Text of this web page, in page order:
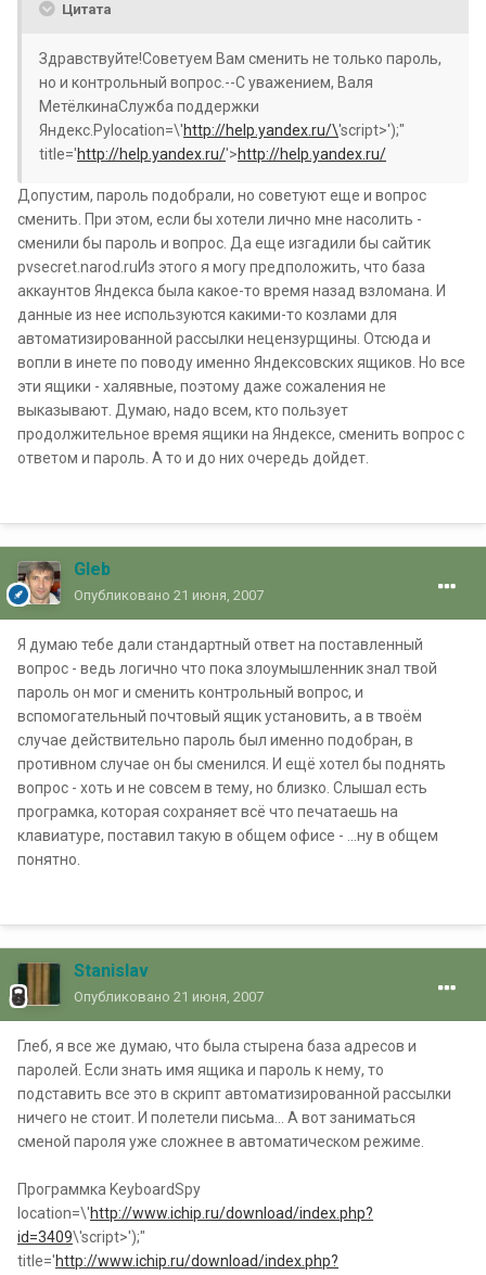
Цитата
Здравствуйте!Советуем Вам сменить не только пароль,
но и контрольный вопрос.--С уважением, Валя
МетёлкинаСлужба поддержки
Яндекс.Руlocation=\'http://help.yandex.ru/\'script>');"
title='http://help.yandex.ru/'>http://help.yandex.ru/
Допустим, пароль подобрали, но советуют еще и вопрос
сменить. При этом, если бы хотели лично мне насолить -
сменили бы пароль и вопрос. Да еще изгадили бы сайтик
pvsecret.narod.ruИз этого я могу предположить, что база
аккаунтов Яндекса была какое-то время назад взломана. И
данные из нее используются какими-то козлами для
автоматизированной рассылки нецензурщины. Отсюда и
вопли в инете по поводу именно Яндексовских ящиков. Но все
эти ящики - халявные, поэтому даже сожаления не
выказывают. Думаю, надо всем, кто пользует
продолжительное время ящики на Яндексе, сменить вопрос с
ответом и пароль. А то и до них очередь дойдет.
Gleb
Опубликовано 21 июня, 2007
Я думаю тебе дали стандартный ответ на поставленный
вопрос - ведь логично что пока злоумышленник знал твой
пароль он мог и сменить контрольный вопрос, и
вспомогательный почтовый ящик установить, а в твоём
случае действительно пароль был именно подобран, в
противном случае он бы сменился. И ещё хотел бы поднять
вопрос - хоть и не совсем в тему, но близко. Слышал есть
програмка, которая сохраняет всё что печатаешь на
клавиатуре, поставил такую в общем офисе - ...ну в общем
понятно.
Stanislav
Опубликовано 21 июня, 2007
Глеб, я все же думаю, что была стырена база адресов и
паролей. Если знать имя ящика и пароль к нему, то
подставить все это в скрипт автоматизированной рассылки
ничего не стоит. И полетели письма... А вот заниматься
сменой пароля уже сложнее в автоматическом режиме.
Программка KeyboardSpy
location=\'http://www.ichip.ru/download/index.php?
id=3409\'script>');"
title='http://www.ichip.ru/download/index.php?